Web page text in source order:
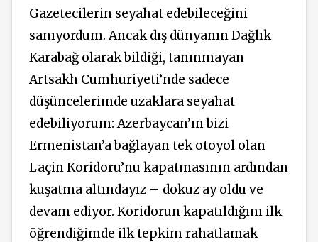
Gazetecilerin seyahat edebileceğini
sanıyordum. Ancak dış dünyanın Dağlık
Karabağ olarak bildiği, tanınmayan
Artsakh Cumhuriyeti’nde sadece
düşüncelerimde uzaklara seyahat
edebiliyorum: Azerbaycan’ın bizi
Ermenistan’a bağlayan tek otoyol olan
Laçin Koridoru’nu kapatmasının ardından
kuşatma altındayız – dokuz ay oldu ve
devam ediyor. Koridorun kapatıldığını ilk
öğrendiğimde ilk tepkim rahatlamak